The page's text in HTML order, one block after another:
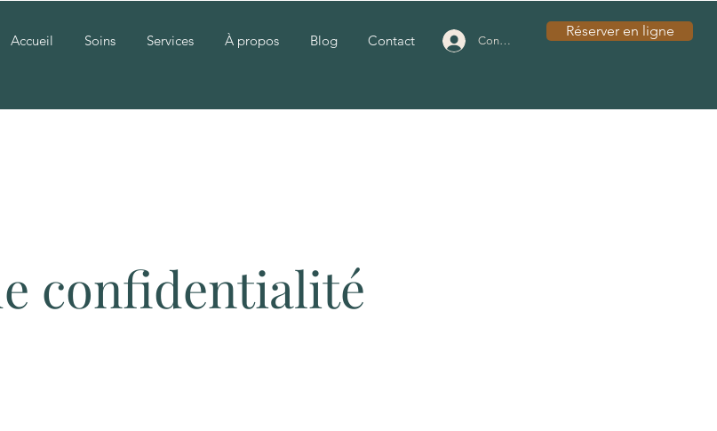
Accueil Soins Services À propos Blog Contact Connexion
Réserver en ligne
confidentialité